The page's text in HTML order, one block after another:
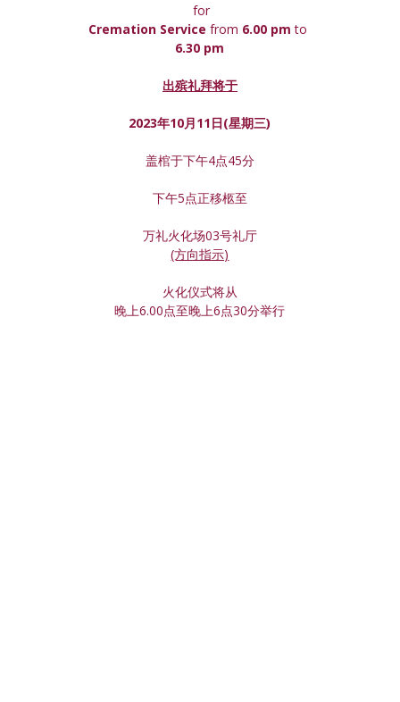
for
Cremation Service from 6.00 pm to
6.30 pm
出殡礼拜将于
2023年10月11日(星期三)
盖棺于下午4点45分
下午5点正移柩至
万礼火化场03号礼厅
(方向指示)
火化仪式将从
晚上6.00点至晚上6点30分举行